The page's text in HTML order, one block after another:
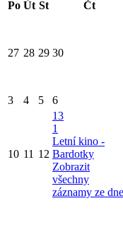
Po Út St Čt
27 28 29 30
3
4 5 6
10 11 12
13
1
Letní kino -
Bardotky
Zobrazit
všechny
záznamy ze dne